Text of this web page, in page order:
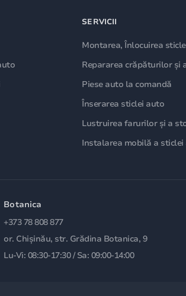
SERVICII
Montarea, Înlocuirea
Repararea crăpăturilor și
Piese auto la comandă
Înserarea sticlei auto
Lustruirea farurilor și a
Instalarea mobilă a sticlei
Botanica
+373 78 808 877
or. Chișinău, str. Grădina Botanica, 9
Lu-Vi: 08:30-17:30 / Sa: 09:00-14:00